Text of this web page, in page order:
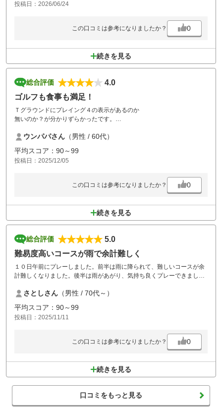
投稿日：2026/06/24
この口コミは参考になりましたか？ 0
続きを見る
総合評価
4.0
ゴルフも食事も満足！
Ｔグラウンドにプレイング４の表示があるのか
無いのか？が分かりずらかったです。
ウンパパさん （男性 / 60代）
平均スコア：90～99
投稿日：2025/12/05
この口コミは参考になりましたか？ 0
続きを見る
総合評価
5.0
難易度高いコースが雨で余計難しく
１０日午前にプレーしました。前半は雨に降られて、難しいコースが余
計難しくなりました。後半は雨があがり、気持ち良くプレーできまし
全体的に素晴らしいコースで、難易度が高いと思います。何度もプレー
していますが、いつもうまくいきません。でも好きなコースです。
さとしさん （男性 / 70代～）
平均スコア：90～99
投稿日：2025/11/11
この口コミは参考になりましたか？ 0
続きを見る
口コミをもっと見る